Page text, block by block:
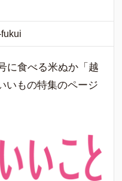
に食べる米ぬか「越
いもの特集のページ